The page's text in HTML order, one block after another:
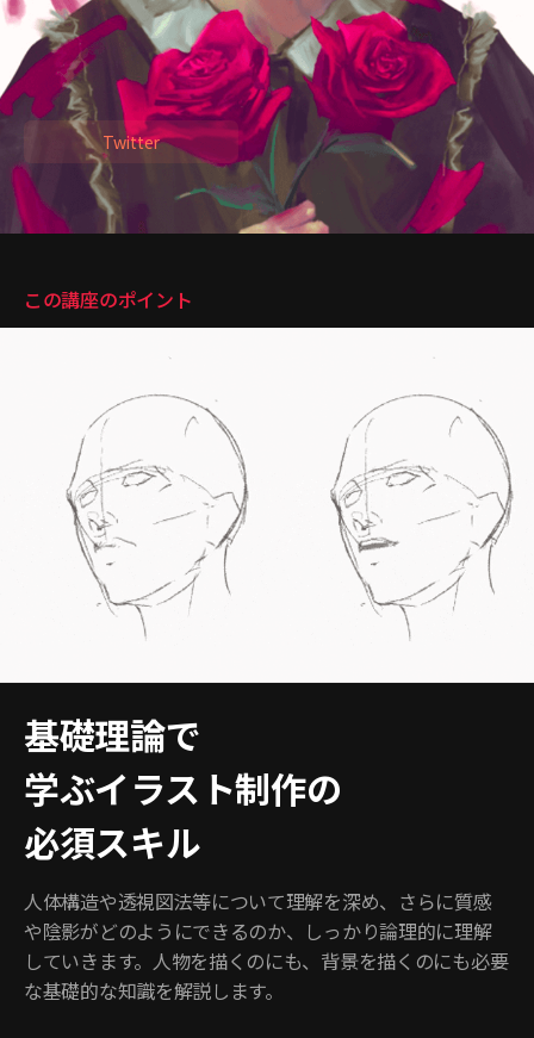
【経歴】
・「白夜極光」 イラスト制作
・「アークナイツ」 イラスト制作
Twitter
講座のポイント
この講座のポイント
基礎理論で
学ぶイラスト制作の
必須スキル
人体構造や透視図法等について理解を深め、さらに質感
や陰影がどのようにできるのか、しっかり論理的に理解
していきます。人物を描くのにも、背景を描くのにも必要
な基礎的な知識を解説します。